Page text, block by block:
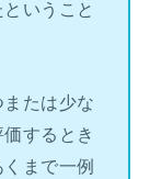
いうこと
たは少な
するとき
まで一例